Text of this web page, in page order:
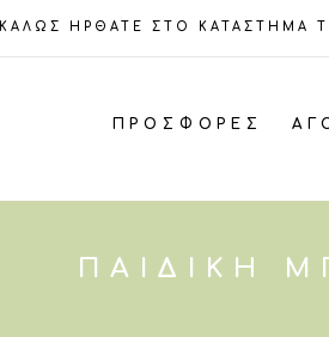
ΚΑΛΩΣ ΗΡΘΑΤΕ ΣΤΟ ΚΑΤΑΣΤΗΜΑ
ΠΡΟΣΦΟΡΈΣ
ΠΑΙΔΙΚΉ